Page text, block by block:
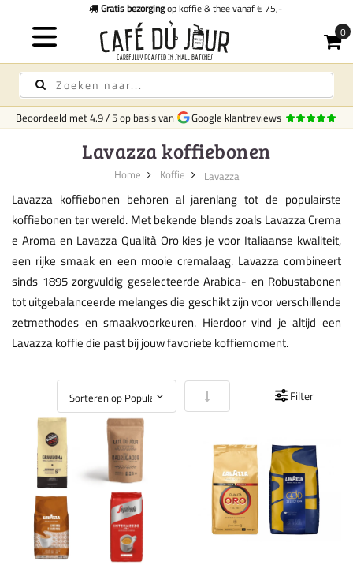
Gratis bezorgingop koffie & thee vanaf € 75,-
Beoordeeld met4.9/5op basis van Google klantreviews
Lavazza koffiebonen
Home Koffie Lavazza
Lavazza koffiebonen behoren al jarenlang tot de populairste
koffiebonen ter wereld. Met bekende blends zoals Lavazza Crema
e Aroma en Lavazza Qualità Oro kies je voor Italiaanse kwaliteit,
een rijke smaak en een mooie cremalaag. Lavazza combineert
sinds 1895 zorgvuldig geselecteerde Arabica- en Robustabonen
tot uitgebalanceerde melanges die geschikt zijn voor verschillende
zetmethodes en smaakvoorkeuren. Hierdoor vind je altijd een
Lavazza koffie die past bij jouw favoriete koffiemoment.
Van laag naar hoog sorteren
Filter